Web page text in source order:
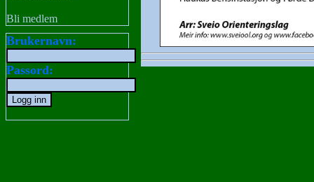
Bli medlem
Brukernavn:
Passord: